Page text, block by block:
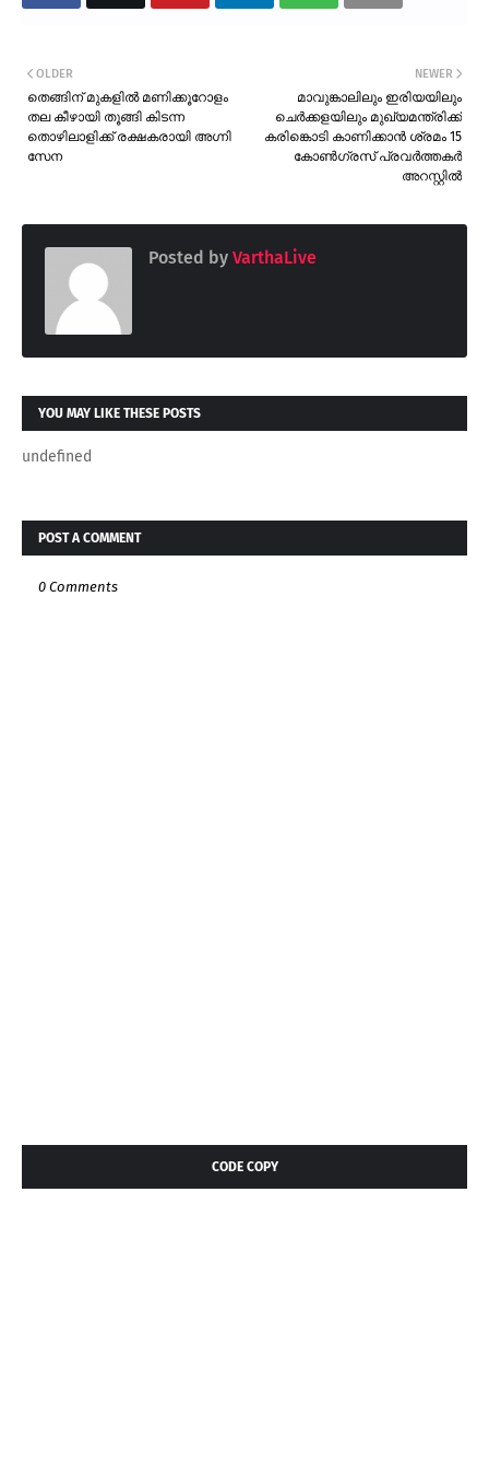
NEWER
മാവുങ്കാലിലും ഇരിയയിലും
ചെർക്കളയിലും മുഖ്യമന്ത്രിക്ക്
കരിങ്കൊടി കാണിക്കാൻ ശ്രമം 15
കോൺഗ്രസ് പ്രവർത്തകർ
അറസ്റ്റിൽ
OLDER
തെങ്ങിന് മുകളിൽ മണിക്കൂറോളം
തല കീഴായി തൂങ്ങി കിടന്ന
തൊഴിലാളിക്ക് രക്ഷകരായി അഗ്നി
സേന
Posted by VarthaLive
YOU MAY LIKE THESE POSTS
undefined
POST A COMMENT
0 Comments
CODE COPY